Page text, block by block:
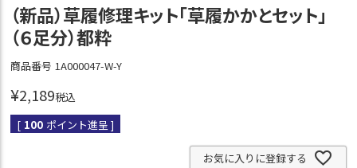
（新品）草履修理キット「草履かかとセット」
（６足分）都粋
商品番号 1A000047-W-Y
¥2,189税込
[ 100 ポイント進呈 ]
お気に入りに登録する